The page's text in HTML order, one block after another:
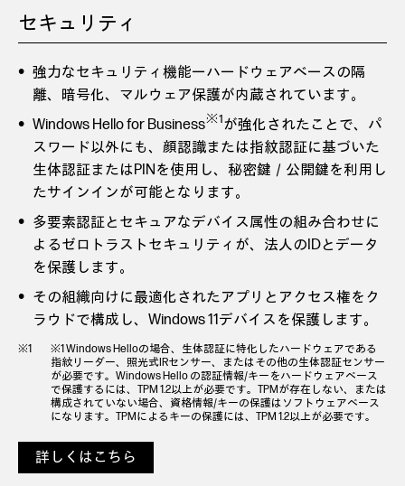
セキュリティ
強力なセキュリティ機能ーハードウェアベースの隔
離、暗号化、マルウェア保護が内蔵されています。
Windows Hello for Business※1が強化されたことで、パ
スワード以外にも、顔認識または指紋認証に基づいた
生体認証またはPINを使用し、秘密鍵／公開鍵を利用し
たサインインが可能となります。
多要素認証とセキュアなデバイス属性の組み合わせに
よるゼロトラストセキュリティが、法人のIDとデータ
を保護します。
その組織向けに最適化されたアプリとアクセス権をク
ラウドで構成し、Windows 11デバイスを保護します。
※1 Windows Helloの場合、生体認証に特化したハードウェアである
指紋リーダー、照光式IRセンサー、またはその他の生体認証センサー
が必要です。Windows Hello の認証情報/キーをハードウェアベース
で保護するには、TPM 1.2以上が必要です。TPMが存在しない、または
構成されていない場合、資格情報/キーの保護はソフトウェアベース
になります。TPMによるキーの保護には、TPM 1.2以上が必要です。
詳しくはこちら